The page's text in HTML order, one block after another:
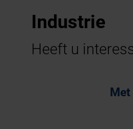
Industrie
Heeft u
Met